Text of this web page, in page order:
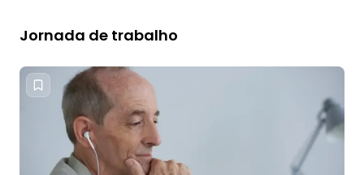
Jornada de trabalho